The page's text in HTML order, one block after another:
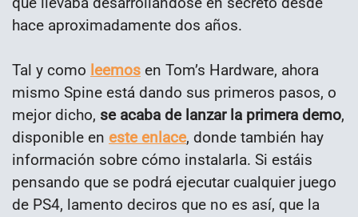
hace aproximadamente dos años.
Tal y como leemos en Tom’s Hardware, ahora
mismo Spine está dando sus primeros pasos, o
mejor dicho, se acaba de lanzar la primera demo,
disponible en este enlace, donde también hay
información sobre cómo instalarla. Si estáis
pensando que se podrá ejecutar cualquier juego
de PS4, lamento deciros que no es así, que la